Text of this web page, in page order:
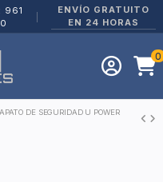
961
ENVÍO GRATUITO
EN 24 HORAS
0
DE SEGURIDAD U POWER